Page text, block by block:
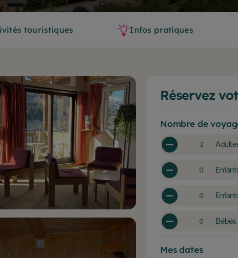
touristiques Infos pratiques
Réservez
Nombre de
Bébés
Mes dates